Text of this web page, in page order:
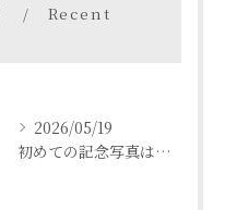
Recent
2026/05/19
初めての記念写真はは、DEAR STUDIOで。